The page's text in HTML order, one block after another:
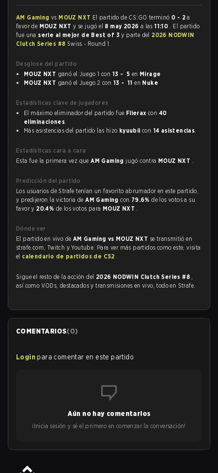
AM Gaming vs MOUZ NXT El partido de CS:GO terminó 0 - 2 a
favor de MOUZ NXTy se jugó el 8 may 2026 a las11:10 . El partido
fue una serie al mejor de Best of 3y parte del 2026 NODWIN
Clutch Series #8 Swiss - Round 1.
Desglose del partido
MOUZ NXT ganó el Juego 1 con 13 - 5 en Mirage
MOUZ NXT ganó el Juego 2 con 13 - 11 en Nuke
Estadísticas clave de jugadores
El máximo eliminador del partido fue Flierax con 40
eliminaciones.
Más asistencias del partido las hizo kyuubii con 14 asistencias.
Estadísticas cara a cara
Esta fue la primera vez queAM Gaming jugó contra MOUZ NXT .
Predicción del partido
Los usuarios de Strafe tenían un favorito abrumador en este partido,
y predijeron la victoria deAM Gamingcon 79.6%de los votos a su
favor y 20.4% de los votos para MOUZ NXT .
Dónde ver
El partido en vivo de AM Gaming vs MOUZ NXT se transmitió en
strafe.com, Twitch y Youtube. Para ver más partidos como este, visita
el calendario de partidos de CS2 .
Sigue el resto de la acción del 2026 NODWIN Clutch Series #8 ,
así como VODs, destacados y transmisiones en vivo, todo en Strafe.
COMENTARIOS(0)
Login para comentar en este partido
Aún no hay comentarios
¡Inicia sesión y sé el primero en comenzar la conversación!